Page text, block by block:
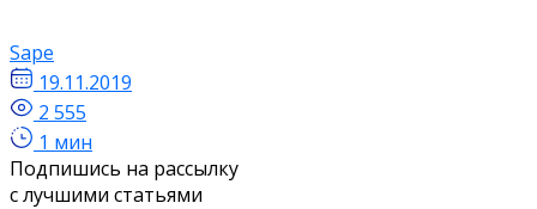
Sape
19.11.2019
2 555
1 мин
Подпишись на рассылку
с лучшими статьями